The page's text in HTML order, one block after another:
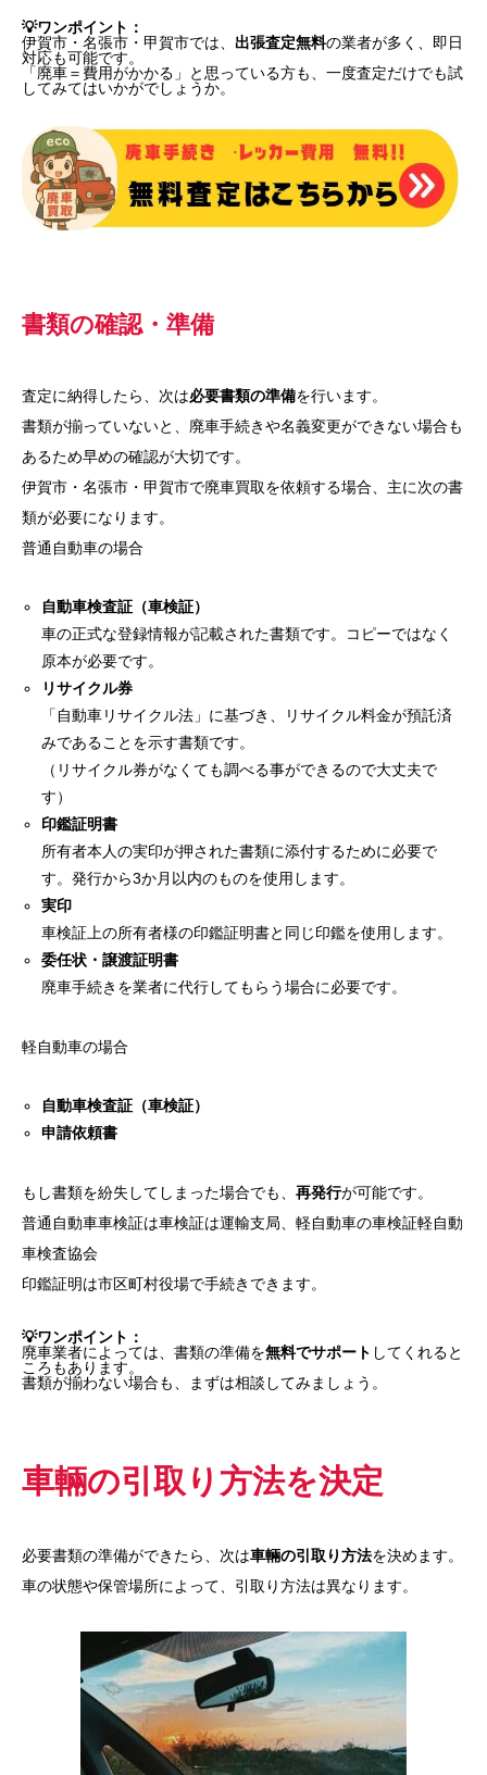
💡ワンポイント：
伊賀市・名張市・甲賀市では、 出張査定無料の業者が多く、即日
対応も可能です。
「廃車＝費用がかかる」と思っている方も、一度査定だけでも試
してみてはいかがでしょうか。
書類の確認・準備
査定に納得したら、次は必要書類の準備を行います。
書類が揃っていないと、廃車手続きや名義変更ができない場合も
あるため早めの確認が大切です。
伊賀市・名張市・甲賀市で廃車買取を依頼する場合、主に次の書
類が必要になります。
普通自動車の場合
自動車検査証（車検証）
車の正式な登録情報が記載された書類です。コピーではなく
原本が必要です。
リサイクル券
「自動車リサイクル法」に基づき、リサイクル料金が預託済
みであることを示す書類です。
（リサイクル券がなくても調べる事ができるので大丈夫で
す）
印鑑証明書
所有者本人の実印が押された書類に添付するために必要で
す。発行から3か月以内のものを使用します。
実印
車検証上の所有者様の印鑑証明書と同じ印鑑を使用します。
委任状・譲渡証明書
廃車手続きを業者に代行してもらう場合に必要です。
軽自動車の場合
自動車検査証（車検証）
申請依頼書
もし書類を紛失してしまった場合でも、 再発行が可能です。
普通自動車車検証は車検証は運輸支局、軽自動車の車検証軽自動
車検査協会
印鑑証明は市区町村役場で手続きできます。
💡ワンポイント：
廃車業者によっては、書類の準備を無料でサポート してくれると
ころもあります。
書類が揃わない場合も、まずは相談してみましょう。
車輛の引取り方法を決定
必要書類の準備ができたら、次は車輛の引取り方法を決めます。
車の状態や保管場所によって、引取り方法は異なります。